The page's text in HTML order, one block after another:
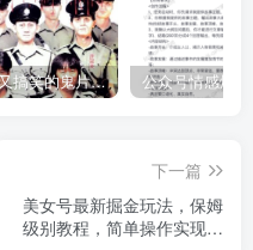
既恐怖又搞笑的鬼片（10部猛鬼恐怖片都是喜剧片）
下一篇
美女号最新掘金玩法，保姆
级别教程，简单操作实现暴